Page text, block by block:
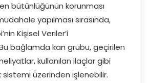
bütünlüğünün korunması
yapılması sırasında,
Kişisel Veriler’i
bağlamda kan grubu, geçirilen
kullanılan ilaçlar gibi
sistemi üzerinden işlenebilir.